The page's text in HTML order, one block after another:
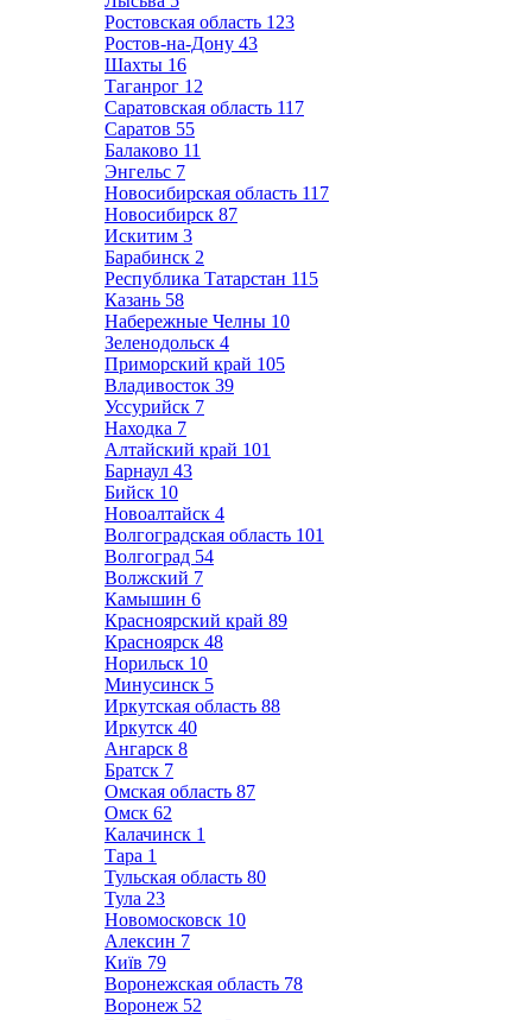
Ростовская область 123
Ростов-на-Дону 43
Шахты 16
Таганрог 12
Саратовская область 117
Саратов 55
Балаково 11
Энгельс 7
Новосибирская область 117
Новосибирск 87
Искитим 3
Барабинск 2
Республика Татарстан 115
Казань 58
Набережные Челны 10
Зеленодольск 4
Приморский край 105
Владивосток 39
Уссурийск 7
Находка 7
Алтайский край 101
Барнаул 43
Бийск 10
Новоалтайск 4
Волгоградская область 101
Волгоград 54
Волжский 7
Камышин 6
Красноярский край 89
Красноярск 48
Норильск 10
Минусинск 5
Иркутская область 88
Иркутск 40
Ангарск 8
Братск 7
Омская область 87
Омск 62
Калачинск 1
Тара 1
Тульская область 80
Тула 23
Новомосковск 10
Алексин 7
Київ 79
Воронежская область 78
Воронеж 52